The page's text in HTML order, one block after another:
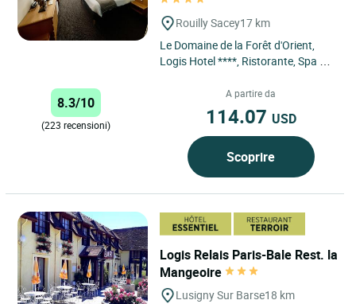
Rouilly Sacey17 km
Le Domaine de la Forêt d'Orient,
Logis Hotel ****, Ristorante, Spa &
Regionale della Forêt...
8.3/10
(223 recensioni)
A partire da
114.07 USD
Scoprire
Logis Relais Paris-Bale Rest. la
Mangeoire
Lusigny Sur Barse18 km